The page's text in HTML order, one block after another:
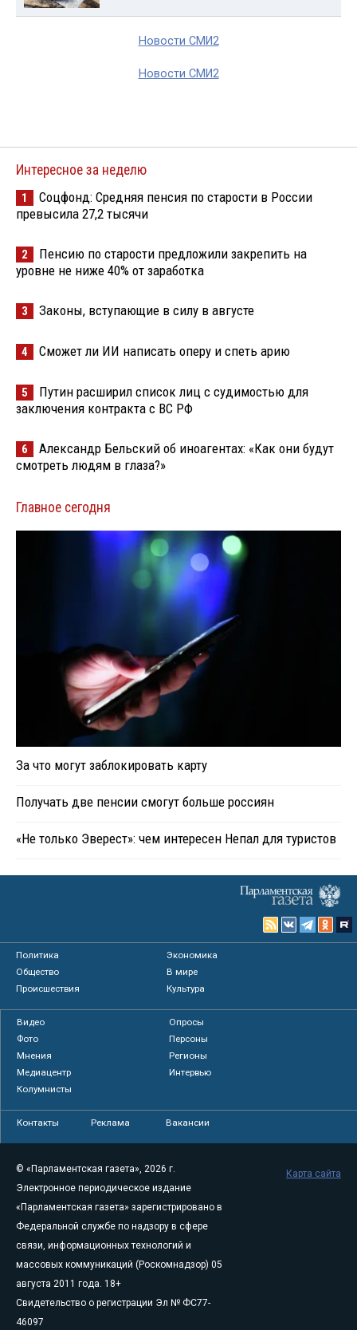
Новости СМИ2
Новости СМИ2
Интересное за неделю
1
Соцфонд: Средняя пенсия по старости в России
превысила 27,2 тысячи
2
Пенсию по старости предложили закрепить на
уровне не ниже 40% от заработка
3 Законы, вступающие в силу в августе
4 Сможет ли ИИ написать оперу и спеть арию
5
Путин расширил список лиц с судимостью для
заключения контракта с ВС РФ
6
Александр Бельский об иноагентах: «Как они будут
смотреть людям в глаза?»
Главное сегодня
За что могут заблокировать карту
Получать две пенсии смогут больше россиян
«Не только Эверест»: чем интересен Непал для туристов
Политика
Экономика
Общество
В мире
Происшествия
Культура
Видео
Опросы
Фото
Персоны
Мнения
Регионы
Медиацентр
Интервью
Колумнисты
Контакты Реклама Вакансии
© «Парламентская газета», 2026 г.
Электронное периодическое издание
«Парламентская газета» зарегистрировано в
Федеральной службе по надзору в сфере
связи, информационных технологий и
массовых коммуникаций (Роскомнадзор) 05
августа 2011 года. 18+
Свидетельство о регистрации Эл № ФС77-
46097
Карта сайта